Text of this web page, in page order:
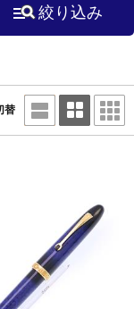
絞り込み
替
(20)
・オ・レッド